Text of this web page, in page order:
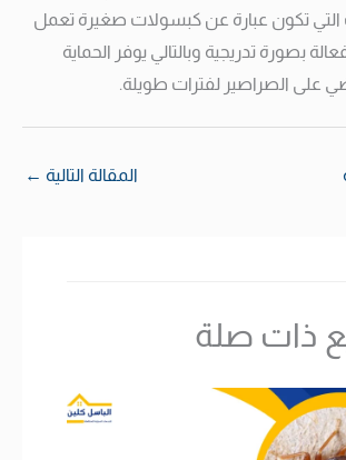
التي تكون عبارة عن كبسولات صغيرة تعمل
بصورة تدريجية وبالتالي يوفر الحماية
على الصراصير لفترات طويلة.
المقالة التالية ←
ذات صلة